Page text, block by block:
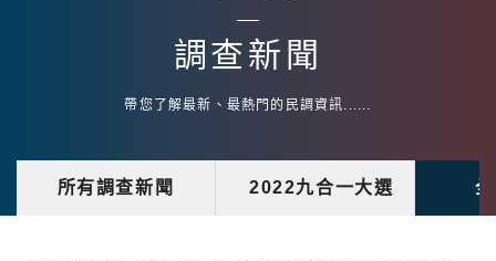
調查新聞
帶您了解最新、最熱門的民調資訊......
所有調查新聞 2022九合一大選